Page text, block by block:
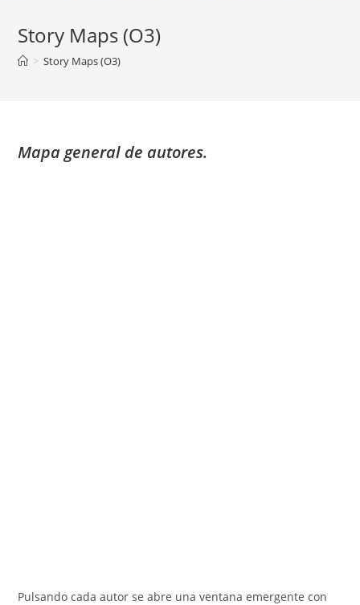
Story Maps (O3)
> Story Maps (O3)
Mapa general de autores.
Pulsando cada autor se abre una ventana emergente con